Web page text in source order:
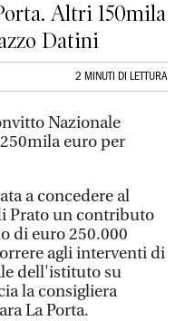
Altri 150mila
Datini
2 MINUTI DI LETTURA
Nazionale
euro per
a concedere al
Prato un contributo
di euro 250.000
agli interventi di
dell'istituto su
la consigliera
La Porta.